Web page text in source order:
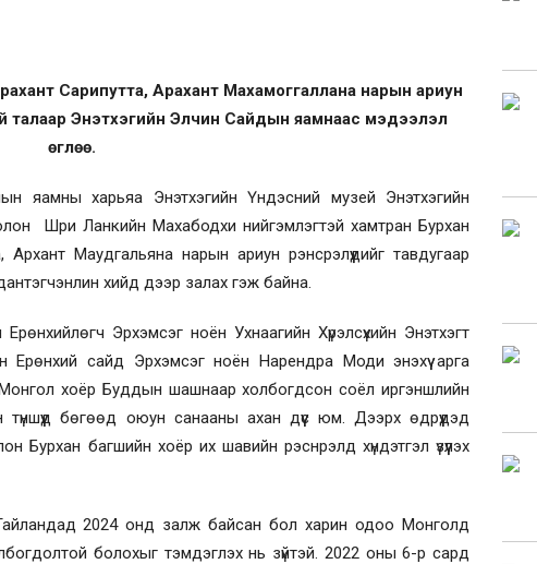
Сарипутта, Арахант Махамоггаллана нарын ариун
талаар Энэтхэгийн Элчин Сайдын яамнаас мэдээлэл
өглөө.
яамны харьяа Энэтхэгийн Үндэсний музей Энэтхэгийн
Шри Ланкийн Махабодхи нийгэмлэгтэй хамтран Бурхан
Маудгальяна нарын ариун рэнсрэлүүдийг тавдугаар
хийд дээр залах гэж байна.
Эрхэмсэг ноён Ухнаагийн Хүрэлсүхийн Энэтхэгт
Ерөнхий сайд Эрхэмсэг ноён Нарендра Моди энэхүү арга
хоёр Буддын шашнаар холбогдсон соёл иргэншлийн
бөгөөд оюун санааны ахан дүүс юм. Дээрх өдрүүдэд
Бурхан багшийн хоёр их шавийн рэснрэлд хүндэтгэл үзүүлэх
2024 онд залж байсан бол харин одоо Монголд
болохыг тэмдэглэх нь зүйтэй. 2022 оны 6-р сард